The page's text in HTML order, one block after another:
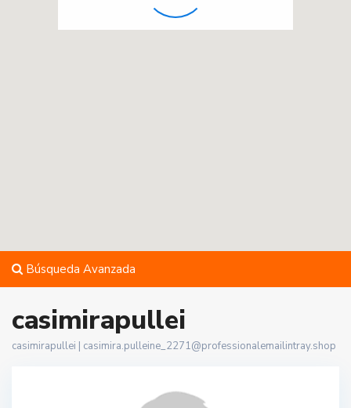
Búsqueda Avanzada
casimirapullei
casimirapullei | casimira.pulleine_2271@professionalemailintray.shop